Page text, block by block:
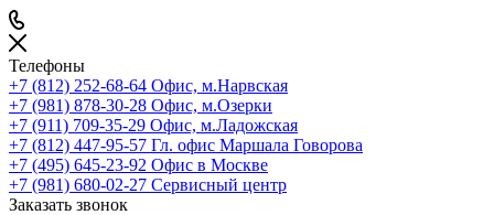
Телефоны
+7 (812) 252-68-64 Офис, м.Нарвская
+7 (981) 878-30-28 Офис, м.Озерки
+7 (911) 709-35-29 Офис, м.Ладожская
+7 (812) 447-95-57 Гл. офис Маршала Говорова
+7 (495) 645-23-92 Офис в Москве
+7 (981) 680-02-27 Сервисный центр
Заказать звонок